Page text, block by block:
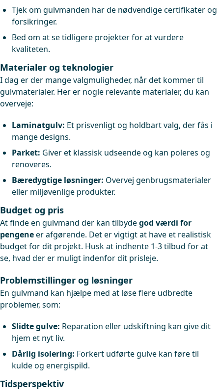
Tjek om gulvmanden har de nødvendige certifikater og
forsikringer.
Bed om at se tidligere projekter for at vurdere
kvaliteten.
Materialer og teknologier
I dag er der mange valgmuligheder, når det kommer til
gulvmaterialer. Her er nogle relevante materialer, du kan
overveje:
Laminatgulv: Et prisvenligt og holdbart valg, der fås i
mange designs.
Parket: Giver et klassisk udseende og kan poleres og
renoveres.
Bæredygtige løsninger: Overvej genbrugsmaterialer
eller miljøvenlige produkter.
Budget og pris
At finde en gulvmand der kan tilbydegod værdi for
pengeneer afgørende. Det er vigtigt at have et realistisk
budget for dit projekt. Husk at indhente 1-3 tilbud for at
se, hvad der er muligt indenfor dit prisleje.
Problemstillinger og løsninger
En gulvmand kan hjælpe med at løse flere udbredte
problemer, som:
Slidte gulve: Reparation eller udskiftning kan give dit
hjem et nyt liv.
Dårlig isolering: Forkert udførte gulve kan føre til
kulde og energispild.
Tidsperspektiv